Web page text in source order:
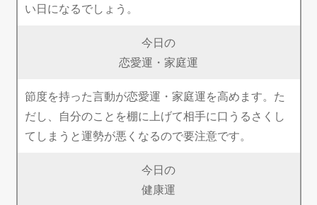
い日になるでしょう。
今日の
恋愛運・家庭運
節度を持った言動が恋愛運・家庭運を高めます。た
だし、自分のことを棚に上げて相手に口うるさくし
てしまうと運勢が悪くなるので要注意です。
今日の
健康運